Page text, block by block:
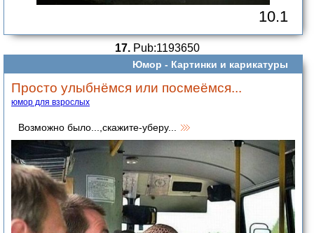
10.1
17.Pub:1193650
Юмор - Картинки и карикатуры
Просто улыбнёмся или посмеёмся...
юмор для взрослых
Возможно было...,скажите-уберу...